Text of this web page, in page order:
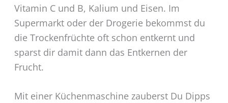
Vitamin C und B, Kalium und Eisen. Im
Supermarkt oder der Drogerie bekommst du
die Trockenfrüchte oft schon entkernt und
sparst dir damit dann das Entkernen der
Frucht.
Mit einer Küchenmaschine zauberst Du Dipps